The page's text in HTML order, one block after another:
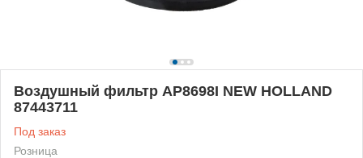
Воздушный фильтр AP8698I NEW HOLLAND
87443711
Под заказ
Розница